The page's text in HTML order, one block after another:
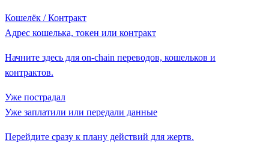
Кошелёк / Контракт
Адрес кошелька, токен или контракт
Начните здесь для on-chain переводов, кошельков и
контрактов.
Уже пострадал
Уже заплатили или передали данные
Перейдите сразу к плану действий для жертв.